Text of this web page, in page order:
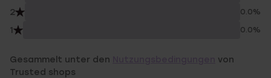
2 0.0%
1 0.0%
Gesammelt unter den
von
Trusted shops